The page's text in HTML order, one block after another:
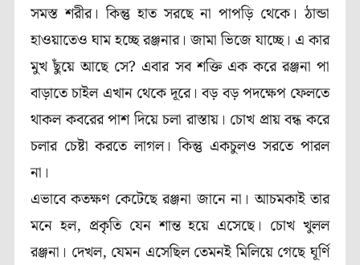
সমস্ত শরীর। কিন্তু হাত সরছে না পাপড়ি থেকে। ঠান্ডা
হাওয়াতেও ঘাম হচ্ছে রঞ্জনার। জামা ভিজে যাচ্ছে। এ কার
মুখ ছুঁয়ে আছে সে? এবার সব শক্তি এক করে রঞ্জনা পা
বাড়াতে চাইল এখান থেকে দূরে। বড় বড় পদক্ষেপ ফেলতে
থাকল কবরের পাশ দিয়ে চলা রাস্তায়। চোখ প্রায় বন্ধ করে
চলার চেষ্টা করতে লাগল। কিন্তু একচুলও সরতে পারল
না।
এভাবে কতক্ষণ কেটেছে রঞ্জনা জানে না। আচমকাই তার
মনে হল, প্রকৃতি যেন শান্ত হয়ে এসেছে। চোখ খুলল
রঞ্জনা। দেখল, যেমন এসেছিল তেমনই মিলিয়ে গেছে ঘূর্ণি